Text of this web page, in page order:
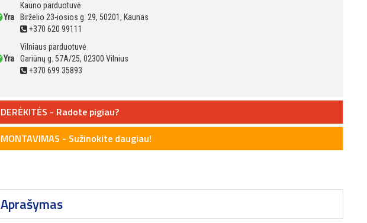
Yra
Kauno parduotuvė
Birželio 23-iosios g. 29, 50201, Kaunas
+370 620 99111
Yra
Vilniaus parduotuvė
Gariūnų g. 57A/25, 02300 Vilnius
+370 699 35893
DERĖKITĖS - Radote pigiau?
MONTAVIMAS - Sužinokite daugiau!
Aprašymas